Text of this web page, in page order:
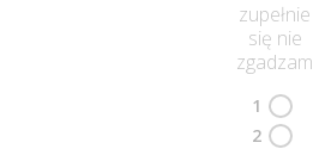
zupełnie
się nie
zgadzam
1
2